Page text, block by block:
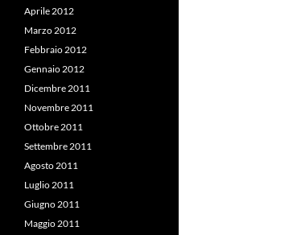
Aprile 2012
Marzo 2012
Febbraio 2012
Gennaio 2012
Dicembre 2011
Novembre 2011
Ottobre 2011
Settembre 2011
Agosto 2011
Luglio 2011
Giugno 2011
Maggio 2011